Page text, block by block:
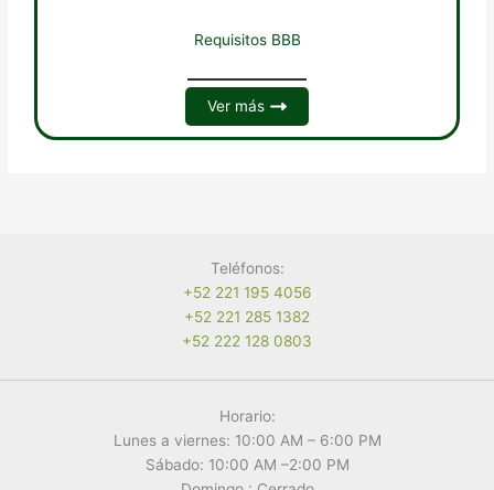
Requisitos BBB
Ver más
Teléfonos:
+52 221 195 4056
+52 221 285 1382
+52 222 128 0803
Horario:
Lunes a viernes: 10:00 AM – 6:00 PM
Sábado: 10:00 AM –2:00 PM